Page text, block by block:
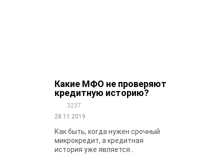
Какие МФО не проверяют
кредитную историю?
3237
28.11.2019
Как быть, когда нужен срочный
микрокредит, а кредитная
история уже является...